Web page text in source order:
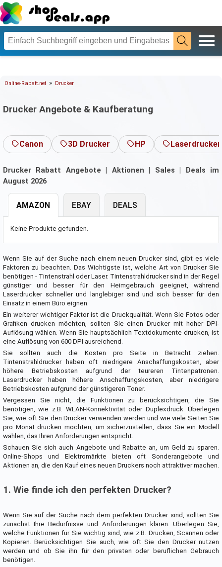
Online-Rabatt.net » Drucker
Drucker Angebote & Kaufberatung
Canon 3D Drucker HP Laserdrucker
Drucker Rabatt Angebote | Aktionen | Sales | Deals im
August 2026
AMAZON
Keine Produkte gefunden.
EBAY DEALS
Wenn Sie auf der Suche nach einem neuen Drucker sind, gibt es viele
Faktoren zu beachten. Das Wichtigste ist, welche Art von Drucker Sie
benötigen - Tintenstrahl oder Laser. Tintenstrahldrucker sind in der Regel
günstiger und besser für den Heimgebrauch geeignet, während
Laserdrucker schneller und langlebiger sind und sich besser für den
Einsatz in einem Büro eignen.
Ein weiterer wichtiger Faktor ist die Druckqualität. Wenn Sie Fotos oder
Grafiken drucken möchten, sollten Sie einen Drucker mit hoher DPI-
Auflösung wählen. Wenn Sie hauptsächlich Textdokumente drucken, ist
eine Auflösung von 600 DPI ausreichend.
Sie sollten auch die Kosten pro Seite in Betracht ziehen.
Tintenstrahldrucker haben oft niedrigere Anschaffungskosten, aber
höhere Betriebskosten aufgrund der teureren Tintenpatronen.
Laserdrucker haben höhere Anschaffungskosten, aber niedrigere
Betriebskosten aufgrund der günstigeren Toner.
Vergessen Sie nicht, die Funktionen zu berücksichtigen, die Sie
benötigen, wie z.B. WLAN-Konnektivität oder Duplexdruck. Überlegen
Sie, wie oft Sie den Drucker verwenden werden und wie viele Seiten Sie
pro Monat drucken möchten, um sicherzustellen, dass Sie ein Modell
wählen, das Ihren Anforderungen entspricht.
Schauen Sie sich auch Angebote und Rabatte an, um Geld zu sparen.
Online-Shops und Elektromärkte bieten oft Sonderangebote und
Aktionen an, die den Kauf eines neuen Druckers noch attraktiver machen.
1. Wie finde ich den perfekten Drucker?
Wenn Sie auf der Suche nach dem perfekten Drucker sind, sollten Sie
zunächst Ihre Bedürfnisse und Anforderungen klären. Überlegen Sie,
welche Funktionen für Sie wichtig sind, wie z.B. Drucken, Scannen oder
Kopieren. Berücksichtigen Sie auch, wie oft Sie den Drucker nutzen
werden und ob Sie ihn für den privaten oder beruflichen Gebrauch
benötigen.